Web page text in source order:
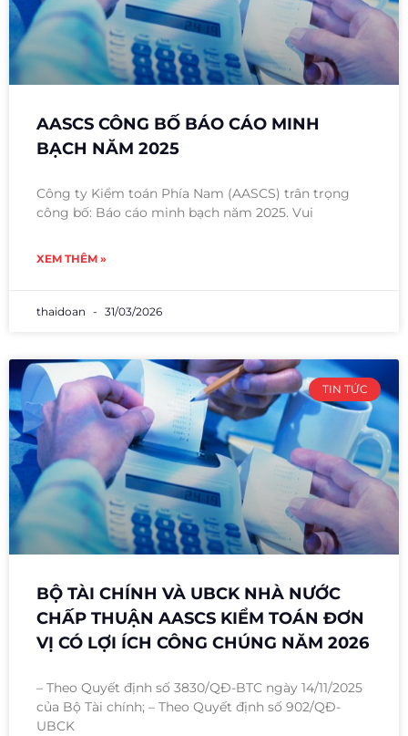
AASCS CÔNG BỐ BÁO CÁO MINH
BẠCH NĂM 2025
Công ty Kiểm toán Phía Nam (AASCS) trân trọng
công bố: Báo cáo minh bạch năm 2025. Vui
XEM THÊM »
thaidoan 31/03/2026
TIN TỨC
BỘ TÀI CHÍNH VÀ UBCK NHÀ NƯỚC
CHẤP THUẬN AASCS KIỂM TOÁN ĐƠN
VỊ CÓ LỢI ÍCH CÔNG CHÚNG NĂM 2026
– Theo Quyết định số 3830/QĐ-BTC ngày 14/11/2025
của Bộ Tài chính; – Theo Quyết định số 902/QĐ-
UBCK